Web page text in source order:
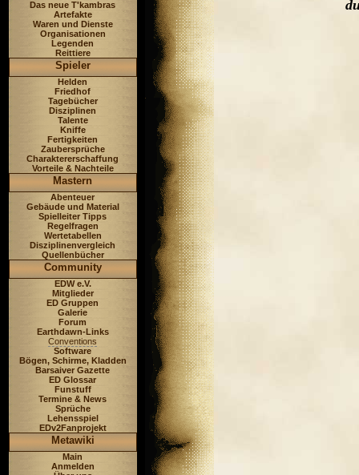
Das neue T'kambras
Artefakte
Waren und Dienste
Organisationen
Legenden
Reittiere
Spieler
Helden
Friedhof
Tagebücher
Disziplinen
Talente
Kniffe
Fertigkeiten
Zaubersprüche
Charaktererschaffung
Vorteile & Nachteile
Mastern
Abenteuer
Gebäude und Material
Spielleiter Tipps
Regelfragen
Wertetabellen
Disziplinenvergleich
Quellenbücher
Community
EDW e.V.
Mitglieder
ED Gruppen
Galerie
Forum
Earthdawn-Links
Conventions
Software
Bögen, Schirme, Kladden
Barsaiver Gazette
ED Glossar
Funstuff
Termine & News
Sprüche
Lehensspiel
EDv2Fanprojekt
Metawiki
Main
Anmelden